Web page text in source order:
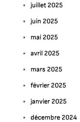
juillet 2025
juin 2025
mai 2025
avril 2025
mars 2025
février 2025
janvier 2025
décembre 2024